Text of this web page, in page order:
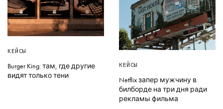
КЕЙСЫ
Burger King: там, где другие
видят только тени
КЕЙСЫ
Netflix запер мужчину в
билборде на три дня ради
рекламы фильма